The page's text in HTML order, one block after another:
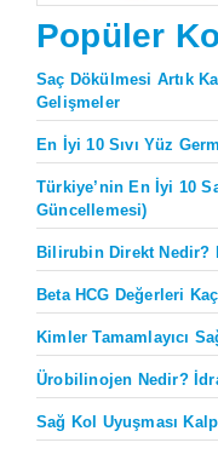
Popüler
Saç Dökülmesi Artık
Gelişmeler
En İyi 10 Sıvı Yüz
Türkiye’nin En İyi 10
Güncellemesi)
Bilirubin Direkt Nedir?
Beta HCG Değerleri
Kimler Tamamlayıcı
Ürobilinojen Nedir?
Sağ Kol Uyuşması